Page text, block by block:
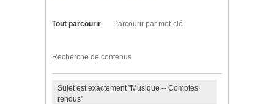
Tout parcourir Parcourir par mot-clé
Recherche de contenus
Sujet est exactement "Musique -- Comptes
rendus"